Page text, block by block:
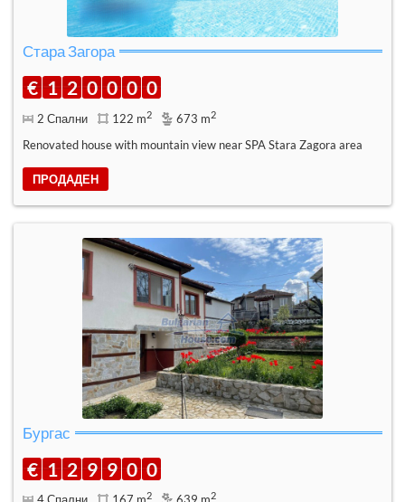
Стара Загора
€ 1 2 0 0 0 0
2 Спални 122 m2 673 m2
Renovated house with mountain view near SPA Stara Zagora area
ПРОДАДЕН
Бургас
€ 1 2 9 9 0 0
2 2